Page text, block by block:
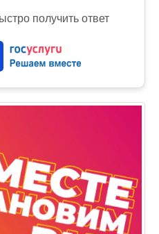
получить ответ